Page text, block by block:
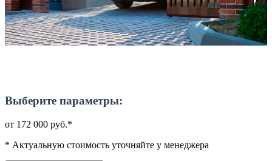
Выберите параметры:
от 172 000 руб.*
* Актуальную стоимость уточняйте у менеджера